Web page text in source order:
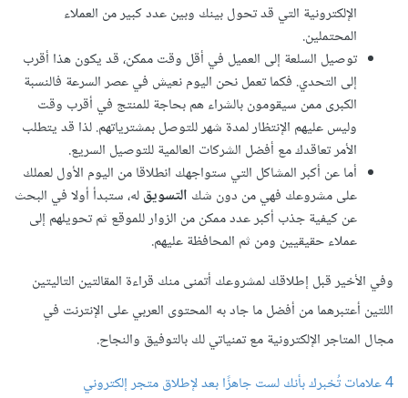
الإلكترونية التي قد تحول بينك وبين عدد كبير من العملاء
المحتملين.
توصيل السلعة إلى العميل في أقل وقت ممكن، قد يكون هذا أقرب
إلى التحدي. فكما تعمل نحن اليوم نعيش في عصر السرعة فالنسبة
الكبرى ممن سيقومون بالشراء هم بحاجة للمنتج في أقرب وقت
وليس عليهم الإنتظار لمدة شهر للتوصل بمشترياتهم. لذا قد يتطلب
الأمر تعاقدك مع أفضل الشركات العالمية للتوصيل السريع.
أما عن أكبر المشاكل التي ستواجهك انطلاقا من اليوم الأول لعملك
على مشروعك فهي من دون شك التسويقله، ستبدأ أولا في البحث
عن كيفية جذب أكبر عدد ممكن من الزوار للموقع ثم تحويلهم إلى
عملاء حقيقيين ومن ثم المحافظة عليهم.
وفي الأخير قبل إطلاقك لمشروعك أتمنى منك قراءة المقالتين التاليتين
اللتين أعتبرهما من أفضل ما جاد به المحتوى العربي على الإنترنت في
مجال المتاجر الإلكترونية مع تمنياتي لك بالتوفيق والنجاح.
4 علامات تُخبرك بأنك لست جاهزًا بعد لإطلاق متجر إلكتروني